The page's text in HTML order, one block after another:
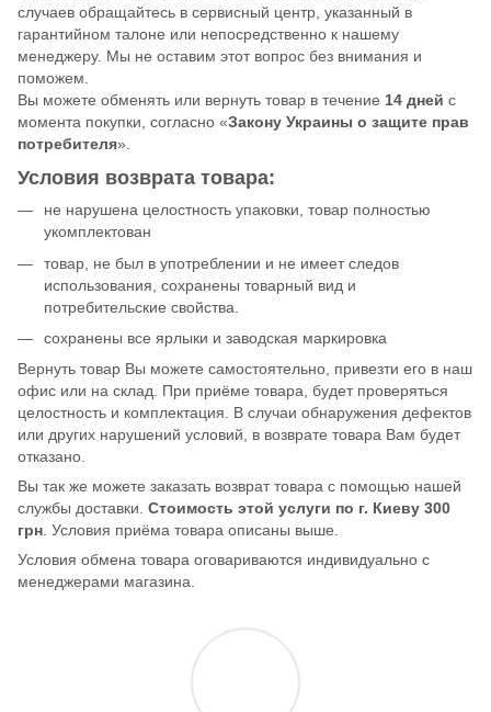
случаев обращайтесь в сервисный центр, указанный в
гарантийном талоне или непосредственно к нашему
менеджеру. Мы не оставим этот вопрос без внимания и
поможем.
Вы можете обменять или вернуть товар в течение 14 дней с
момента покупки, согласно «Закону Украины о защите прав
потребителя».
Условия возврата товара:
не нарушена целостность упаковки, товар полностью
укомплектован
товар, не был в употреблении и не имеет следов
использования, сохранены товарный вид и
потребительские свойства.
сохранены все ярлыки и заводская маркировка
Вернуть товар Вы можете самостоятельно, привезти его в наш
офис или на склад. При приёме товара, будет проверяться
целостность и комплектация. В случаи обнаружения дефектов
или других нарушений условий, в возврате товара Вам будет
отказано.
Вы так же можете заказать возврат товара с помощью нашей
службы доставки. Стоимость этой услуги по г. Киеву 300
грн. Условия приёма товара описаны выше.
Условия обмена товара оговариваются индивидуально с
менеджерами магазина.